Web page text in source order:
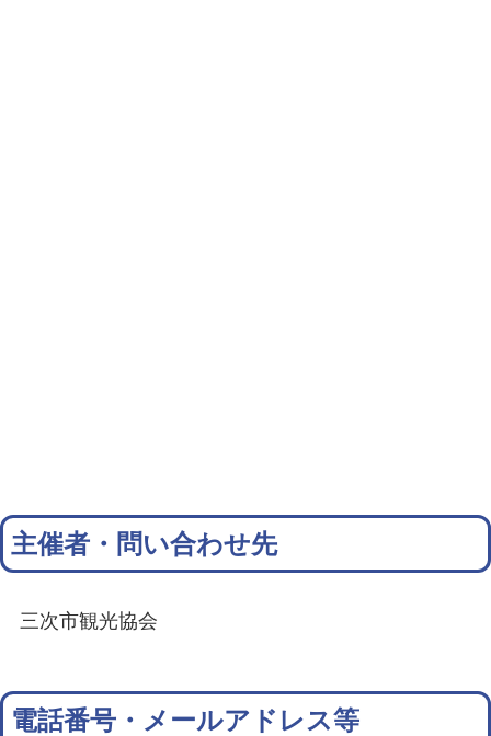
主催者・問い合わせ先
三次市観光協会
電話番号・メールアドレス等